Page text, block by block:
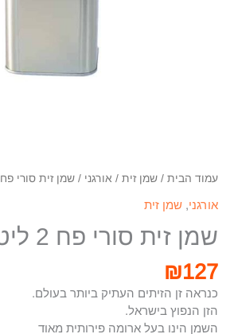
עמוד הבית / שמן זית / אורגני / שמן זית סורי פח 2 ליטר
אורגני, שמן זית
שמן זית סורי פח 2 ליטר
₪127
כנראה זן הזיתים העתיק ביותר בעולם.
הזן הנפוץ בישראל.
השמן הינו בעל ארומה פירותית מאוד